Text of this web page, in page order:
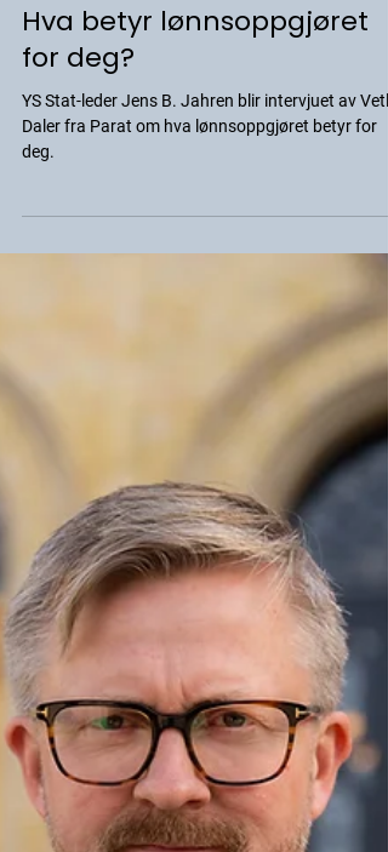
YSS-Media
LØNNSOPPGJØRET 2024
Hva betyr lønnsoppgjøret
YS Stat-leder Jens B. Jahren blir intervjuet av Vetle
Daler fra Parat om hva lønnsoppgjøret betyr for